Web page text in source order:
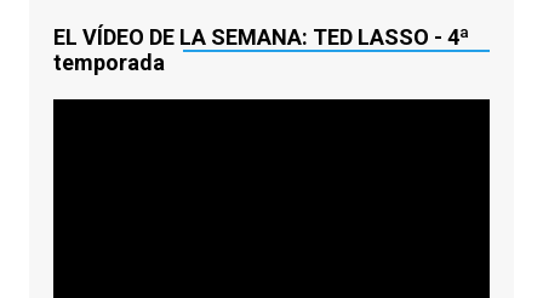
EL VÍDEO DE LA SEMANA: TED LASSO - 4ª
temporada